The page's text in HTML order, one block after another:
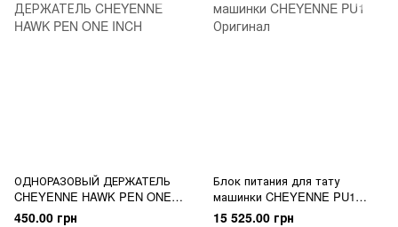
ОДНОРАЗОВЫЙ ДЕРЖАТЕЛЬ
CHEYENNE HAWK PEN ONE
INCH
450.00 грн
Блок питания для тату
машинки CHEYENNE PU1
Оригинал
15 525.00 грн